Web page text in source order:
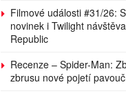
Filmové události #31/26:
novinek i Twilight
Republic
Recenze – Spider-Man:
zbrusu nové pojetí